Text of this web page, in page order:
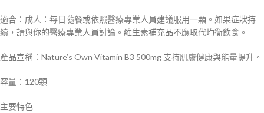
適合：成人：每日隨餐或依照醫療專業人員建議服用一顆。如果症狀持
續，請與你的醫療專業人員討論。維生素補充品不應取代均衡飲食。
產品宣稱：Nature’s Own Vitamin B3 500mg 支持肌膚健康與能量提升。
容量：120顆
主要特色